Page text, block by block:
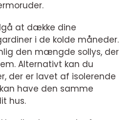
at dække dine
i de kolde måneder.
den mængde sollys, der
Alternativt kan du
der er lavet af isolerende
have den samme
hus.